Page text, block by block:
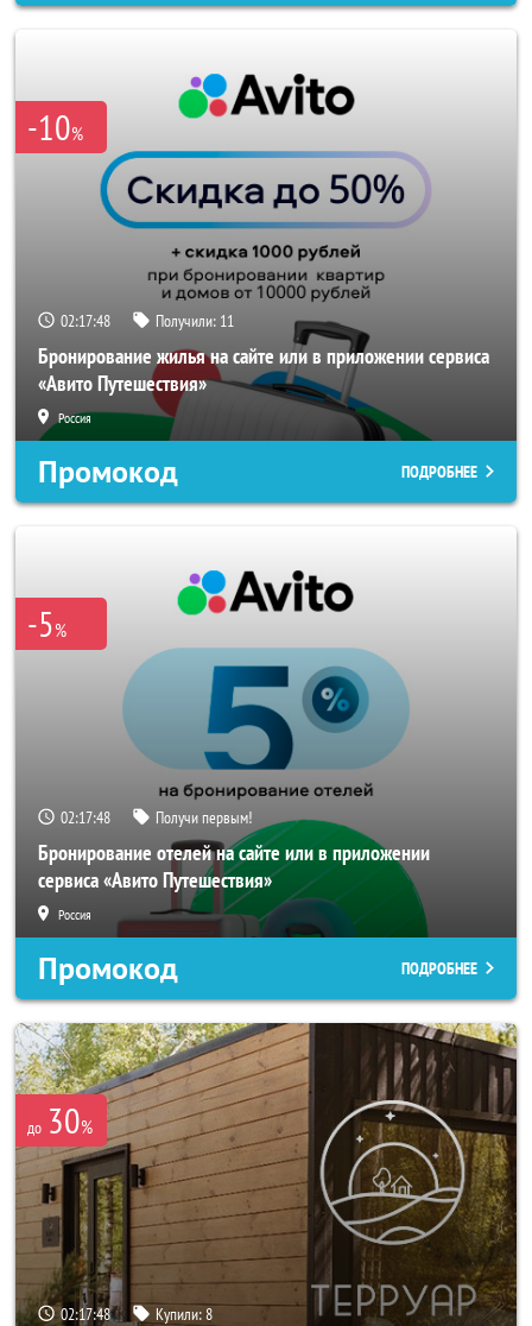
-10%
02:17:46 Получили: 11
Бронирование жилья на сайте или в приложении сервиса
«Авито Путешествия»
Россия
Промокод ПОДРОБНЕЕ
-5%
02:17:46 Получи первым!
Бронирование отелей на сайте или в приложении
сервиса «Авито Путешествия»
Россия
Промокод ПОДРОБНЕЕ
до 30%
02:17:46 Купили:8